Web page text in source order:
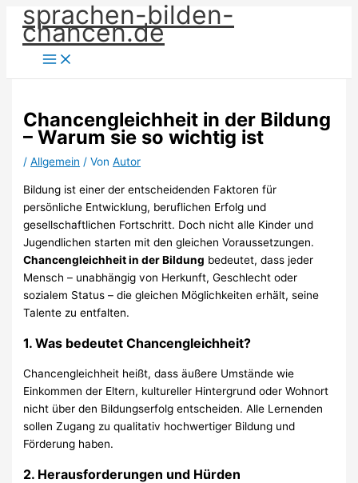
Zum
Inhalt
springen
sprachen-bilden-
chancen.de
Chancengleichheit in der Bildung
– Warum sie so wichtig ist
/Allgemein / VonAutor
Bildung ist einer der entscheidenden Faktoren für
persönliche Entwicklung, beruflichen Erfolg und
gesellschaftlichen Fortschritt. Doch nicht alle Kinder und
Jugendlichen starten mit den gleichen Voraussetzungen.
Chancengleichheit in der Bildung bedeutet, dass jeder
Mensch – unabhängig von Herkunft, Geschlecht oder
sozialem Status – die gleichen Möglichkeiten erhält, seine
Talente zu entfalten.
1.Was bedeutet Chancengleichheit?
Chancengleichheit heißt, dass äußere Umstände wie
Einkommen der Eltern, kultureller Hintergrund oder Wohnort
nicht über den Bildungserfolg entscheiden. Alle Lernenden
sollen Zugang zu qualitativ hochwertiger Bildung und
Förderung haben.
2. Herausforderungen und Hürden